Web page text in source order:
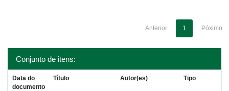
Anterior 1 Póximo
Conjunto de itens:
Data do
documento
Título Autor(es) Tipo